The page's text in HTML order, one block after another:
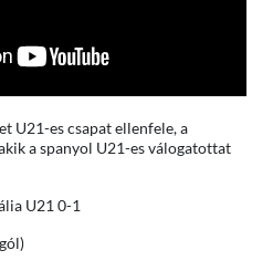
U21-es csapat ellenfele, a
a spanyol U21-es válogatottat
U21 0-1